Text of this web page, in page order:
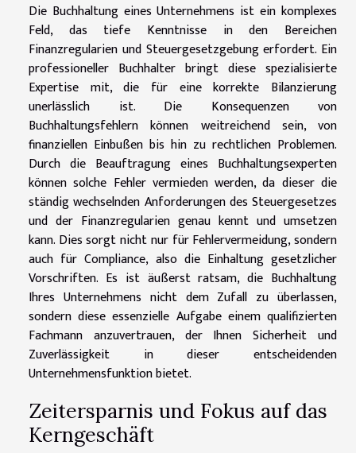
Die Buchhaltung eines Unternehmens ist ein komplexes
Feld, das tiefe Kenntnisse in den Bereichen
Finanzregularien und Steuergesetzgebung erfordert. Ein
professioneller Buchhalter bringt diese spezialisierte
Expertise mit, die für eine korrekte Bilanzierung
unerlässlich ist. Die Konsequenzen von
Buchhaltungsfehlern können weitreichend sein, von
finanziellen Einbußen bis hin zu rechtlichen Problemen.
Durch die Beauftragung eines Buchhaltungsexperten
können solche Fehler vermieden werden, da dieser die
ständig wechselnden Anforderungen des Steuergesetzes
und der Finanzregularien genau kennt und umsetzen
kann. Dies sorgt nicht nur für Fehlervermeidung, sondern
auch für Compliance, also die Einhaltung gesetzlicher
Vorschriften. Es ist äußerst ratsam, die Buchhaltung
Ihres Unternehmens nicht dem Zufall zu überlassen,
sondern diese essenzielle Aufgabe einem qualifizierten
Fachmann anzuvertrauen, der Ihnen Sicherheit und
Zuverlässigkeit in dieser entscheidenden
Unternehmensfunktion bietet.
Zeitersparnis und Fokus auf das
Kerngeschäft